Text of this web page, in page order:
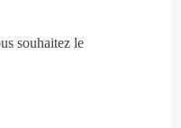
souhaitez le